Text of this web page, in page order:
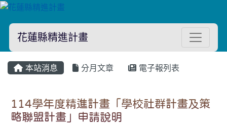
花蓮縣精進計畫
本站消息 分月文章 電子報列表
114學年度精進計畫「學校社群計畫及策
略聯盟計畫」申請說明